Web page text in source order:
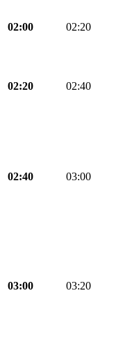
02:00 02:20
02:20 02:40
02:40 03:00
03:00 03:20